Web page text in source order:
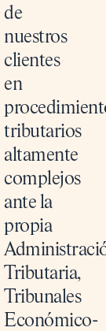
de
nuestros
clientes
en
tributarios
altamente
complejos
ante la
propia
Tributaria,
Tribunales
Económico-